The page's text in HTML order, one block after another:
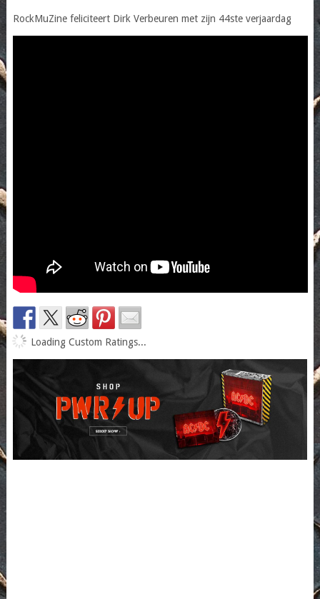
RockMuZine feliciteert Dirk Verbeuren met zijn 44ste verjaardag
Loading Custom Ratings...